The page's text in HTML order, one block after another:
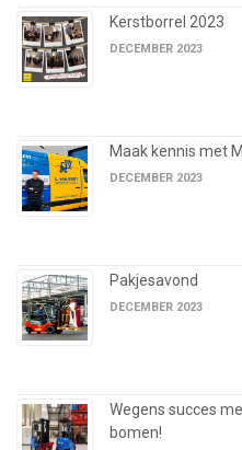
Kerstborrel 2023
DECEMBER 2023
Maak kennis met
DECEMBER 2023
Pakjesavond
DECEMBER 2023
Wegens succes
bomen!